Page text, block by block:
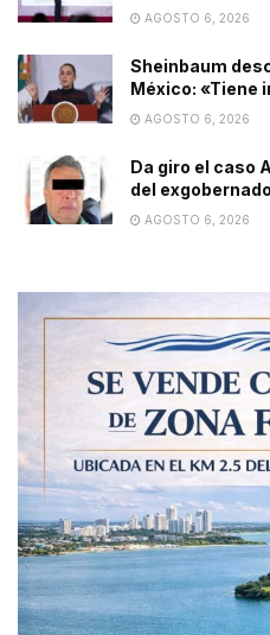
AGOSTO 6, 2026
Sheinbaum
México: «Tiene
AGOSTO 6, 2026
Da giro el caso
del
AGOSTO 6, 2026